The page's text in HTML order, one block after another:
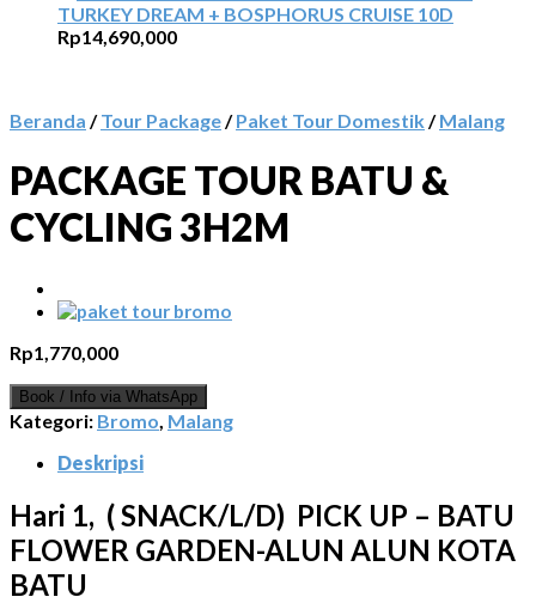
TURKEY DREAM + BOSPHORUS CRUISE 10D
Rp14,690,000
Beranda / Tour Package/ Paket Tour Domestik/ Malang
PACKAGE TOUR BATU &
CYCLING 3H2M
Rp1,770,000
Book / Info via WhatsApp
Kategori: Bromo, Malang
Deskripsi
Hari 1, (SNACK/L/D) PICK UP – BATU
FLOWER GARDEN-ALUN ALUN KOTA
BATU